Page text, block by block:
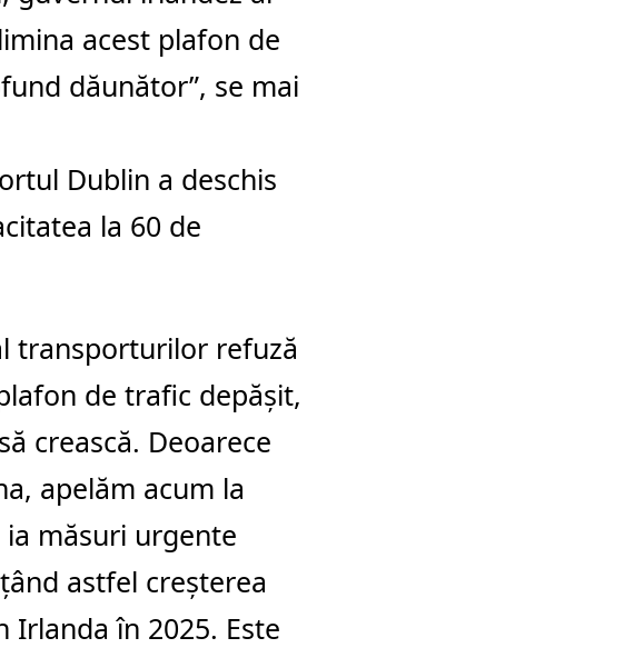
acest plafon de
dăunător”, se mai
Dublin a deschis
la 60 de
transporturilor refuză
de trafic depășit,
crească. Deoarece
apelăm acum la
măsuri urgente
astfel creșterea
în 2025. Este